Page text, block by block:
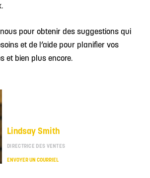
pour obtenir des suggestions qui
et de l’aide pour planifier vos
et bien plus encore.
Lindsay Smith
DIRECTRICE DES VENTES
ENVOYER UN COURRIEL